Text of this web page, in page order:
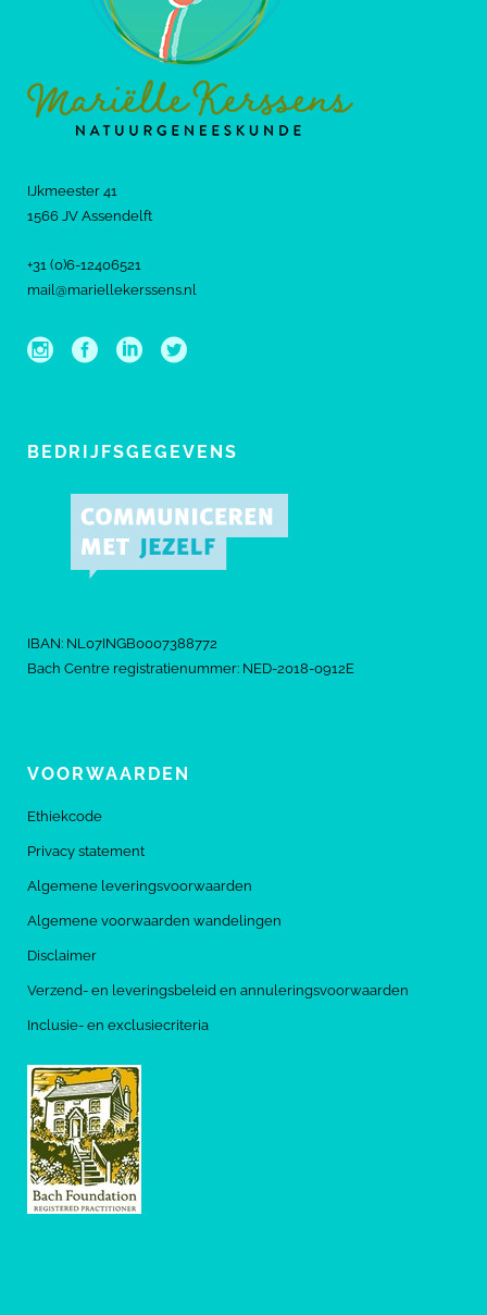
IJkmeester 41
1566 JV Assendelft
+31 (0)6-12406521
mail@mariellekerssens.nl
BEDRIJFSGEGEVENS
IBAN: NL07INGB0007388772
Bach Centre registratienummer: NED-2018-0912E
VOORWAARDEN
Ethiekcode
Privacy statement
Algemene leveringsvoorwaarden
Algemene voorwaarden wandelingen
Disclaimer
Verzend- en leveringsbeleid en annuleringsvoorwaarden
Inclusie- en exclusiecriteria